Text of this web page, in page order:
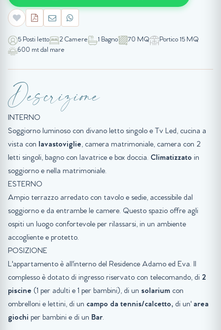
5 Posti letto 2 Camere 1 Bagno 70 MQ
Portico 15 MQ
600 mt dal mare
Descrizione
INTERNO
Soggiorno luminoso con divano letto singolo e Tv Led, cucina a
vista con lavastoviglie, camera matrimoniale, camera con 2
letti singoli, bagno con lavatrice e box doccia. Climatizzato in
soggiorno e nella matrimoniale.
ESTERNO
Ampio terrazzo arredato con tavolo e sedie, accessibile dal
soggiorno e da entrambe le camere. Questo spazio offre agli
ospiti un luogo confortevole per rilassarsi, in un ambiente
accogliente e protetto.
POSIZIONE
L'appartamento è all'interno del Residence Adamo ed Eva. Il
complesso è dotato di ingresso riservato con telecomando, di 2
piscine (1 per adulti e 1 per bambini), di un solarium con
ombrelloni e lettini, di un campo da tennis/calcetto, di un' area
giochi per bambini e di un Bar.